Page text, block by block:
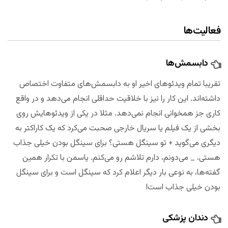
فعالیت‌ها
دابسمش‌ها
تقریبا تمام ویدئوهای اخیر او به دابسمش‌های متفاوت اختصاص
داشته‌اند. این کار را نیز با خلاقیت حداقلی انجام می‌دهد و در واقع
کاری جز همخوانی انجام نمی‌دهد. مثلا در یکی از ویدئوهایش روی
بخشی از یک فیلم یا سریال خارجی صحبت می‌کرد که یک کاراکتر به
دیگری می‌گوید + تو سینگل هستی؟ برای سینگل بودن خیلی جذاب
هستی. _ می‌دونم، دارم تلاشم رو می‌کنم. یاسمن با تکرار همین
گفته‌ها، به نوعی بار دیگر اعلام کرد که سینگل است و برای سینگل
بودن خیلی جذاب است!
دندان پزشکی